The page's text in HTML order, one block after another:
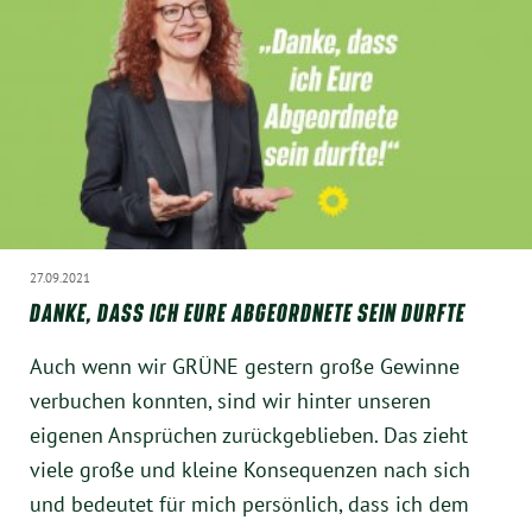
München
Zur Person
Kontakt
Presse
Termine
YouTube
Facebook
27.09.2021
DANKE, DASS ICH EURE ABGEORDNETE SEIN DURFTE
Auch wenn wir GRÜNE gestern große Gewinne
verbuchen konnten, sind wir hinter unseren
eigenen Ansprüchen zurückgeblieben. Das zieht
viele große und kleine Konsequenzen nach sich
und bedeutet für mich persönlich, dass ich dem